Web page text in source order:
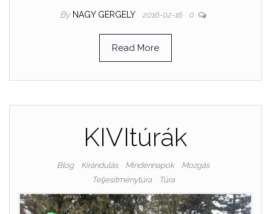
By NAGY GERGELY 2016-02-16 0
Read More
KIVItúrák
Blog Kirándulás Mindennapok
Mozgás
Teljesítménytúra
Túra